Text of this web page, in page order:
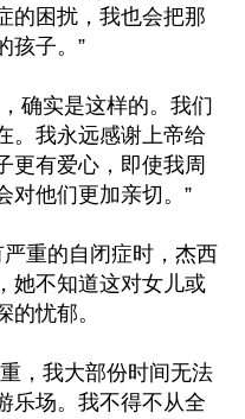
的困扰，我也会把那
孩子。”
确实是这样的。我们
。我永远感谢上帝给
更有爱心，即使我周
对他们更加亲切。”
重的自闭症时，杰西
她不知道这对女儿或
忧郁。
，我大部份时间无法
乐场。我不得不从全